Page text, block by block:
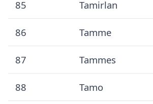
85 Tamirlan
86 Tamme
87 Tammes
88 Tamo